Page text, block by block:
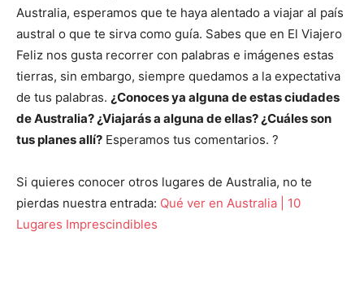
Australia, esperamos que te haya alentado a viajar al país
austral o que te sirva como guía. Sabes que en El Viajero
Feliz nos gusta recorrer con palabras e imágenes estas
tierras, sin embargo, siempre quedamos a la expectativa
de tus palabras. ¿Conoces ya alguna de estas ciudades
de Australia? ¿Viajarás a alguna de ellas? ¿Cuáles son
tus planes allí? Esperamos tus comentarios. ?
Si quieres conocer otros lugares de Australia, no te
pierdas nuestra entrada: Qué ver en Australia | 10
Lugares Imprescindibles